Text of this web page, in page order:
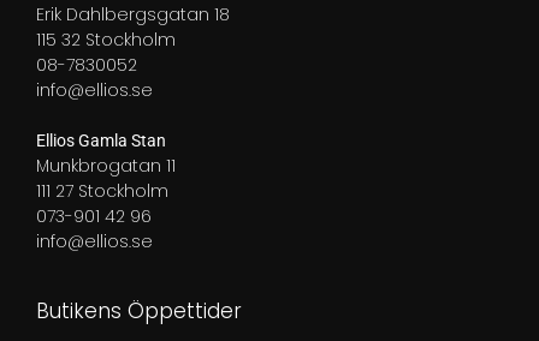
Erik Dahlbergsgatan 18
115 32 Stockholm
08-7830052
info@ellios.se
Ellios Gamla Stan
Munkbrogatan 11
111 27 Stockholm
073-901 42 96
info@ellios.se
Butikens Öppettider